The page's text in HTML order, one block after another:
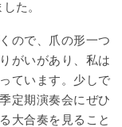
た。
ので、爪の形一つ
がいがあり、私は
ています。少しで
定期演奏会にぜひ
大合奏を見ること